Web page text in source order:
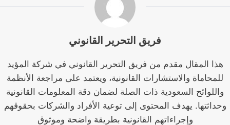
فريق التحرير القانوني
هذا المقال مقدم من فريق التحرير القانوني في شركة المؤيد
للمحاماة والاستشارات القانونية، ويعتمد على مراجعة الأنظمة
واللوائح السعودية ذات الصلة لضمان دقة المعلومات القانونية
وحداثتها. يهدف المحتوى إلى توعية الأفراد والشركات بحقوقهم
وإجراءاتهم القانونية بطريقة واضحة وموثوق